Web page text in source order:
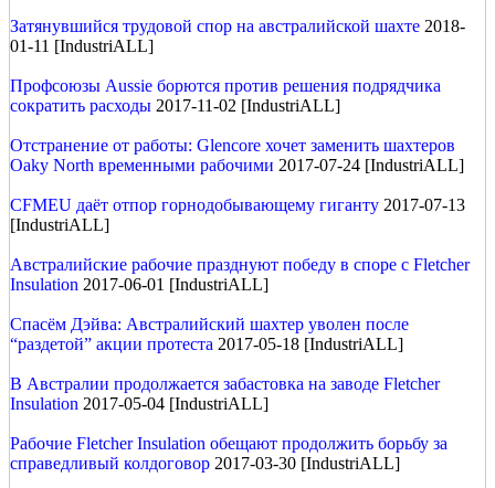
Затянувшийся трудовой спор на австралийской шахте 2018-
01-11 [IndustriALL]
Профсоюзы Aussie борются против решения подрядчика
сократить расходы 2017-11-02 [IndustriALL]
Отстранение от работы: Glencore хочет заменить шахтеров
Oaky North временными рабочими 2017-07-24 [IndustriALL]
CFMEU даёт отпор горнодобывающему гиганту 2017-07-13
[IndustriALL]
Австралийские рабочие празднуют победу в споре с Fletcher
Insulation 2017-06-01 [IndustriALL]
Спасём Дэйва: Австралийский шахтер уволен после
“раздетой” акции протеста 2017-05-18 [IndustriALL]
В Австралии продолжается забастовка на заводе Fletcher
Insulation 2017-05-04 [IndustriALL]
Рабочие Fletcher Insulation обещают продолжить борьбу за
справедливый колдоговор 2017-03-30 [IndustriALL]